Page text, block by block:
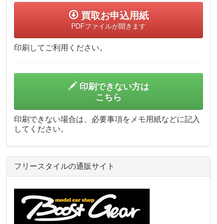
買取お申込用紙
PDFファイルが開きます
印刷してご利用ください。
印刷できない方は
こちら
印刷できない場合は、必要事項をメモ用紙などに記入
してください。
フリースタイルの通販サイト